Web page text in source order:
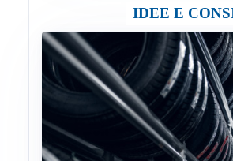
IDEE E